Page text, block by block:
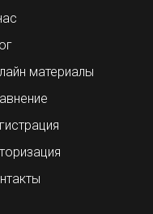
материалы